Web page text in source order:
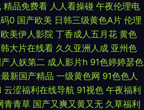
超碰最新在线91 欧日韩黄网站免费 伊人
蜜桃在线 精品福利无码 亚洲美成人网 91
成人在线观看 久久曰成人 九一传媒影视
色导航在线 天天电影免费版在线看 91吃
精品免费看 人人看操碰 午夜伦理电
0 国产欧美 日韩三级黄色A片 伦理
欧美伊人影院 丁香成人五月花 黄色
大片在线看 久久亚洲人成 亚州色
人妖第二 成人影片h 91色婷婷瑟色
最新国产精品 一级黄色网 91色色人
云涩福利在线导航 91视色 午夜福利
青青草 国产又爽又黄又无 久草福利